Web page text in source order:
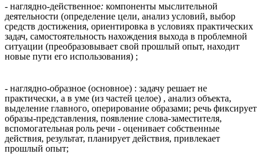
- наглядно-действенное: компоненты мыслительной
деятельности (определение цели, анализ условий, выбор
средств достижения, ориентировка в условиях практических
задач, самостоятельность нахождения выхода в проблемной
ситуации (преобразовывает свой прошлый опыт, находит
новые пути его использования) ;
- наглядно-образное (основное) : задачу решает не
практически, а в уме (из частей целое) , анализ объекта,
выделение главного, оперирование образами; речь фиксирует
образы-представления, появление слова-заместителя,
вспомогательная роль речи - оценивает собственные
действия, результат, планирует действия, привлекает
прошлый опыт;